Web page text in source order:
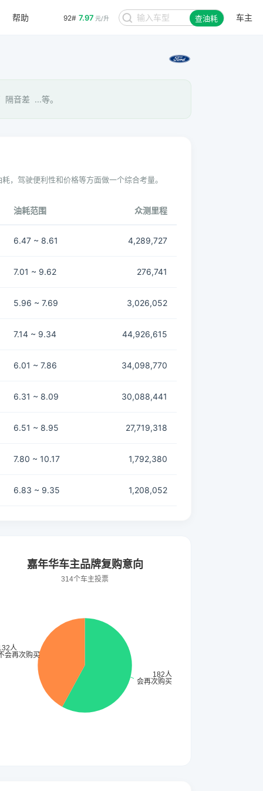
92# 7.97 元/升 查油耗 车主
帮助
音差 ...等。
，驾驶便利性和价格等方面做一个综合考量。
油耗范围 众测里程
6.47 ~ 8.61 4,289,727
7.01 ~ 9.62 276,741
5.96 ~ 7.69 3,026,052
7.14 ~ 9.34 44,926,615
6.01 ~ 7.86 34,098,770
6.31 ~ 8.09 30,088,441
6.51 ~ 8.95 27,719,318
7.80 ~ 10.17 1,792,380
6.83 ~ 9.35 1,208,052